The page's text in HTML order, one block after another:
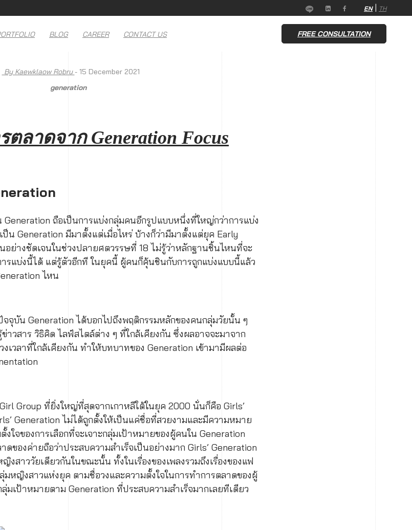
EN TH
BLOG CAREER CONTACT US FREE CONSULTATION
By Kaewklaow Robru- 15 December 2021
generation
ตลาดจาก Generation Focus
ถือเป็นการแบ่งกลุ่มคนอีกรูปแบบหนึ่งที่ใหญ่กว่าการแบ่ง
น Generation มีมาตั้งแต่เมื่อไหร่ บ้างก็ว่ามีมาตั้งแต่ยุค Early
อย่างชัดเจนในช่วงปลายศตวรรษที่ 18 ไม่รู้ว่าหลักฐานชิ้นไหนที่จะ
รแบ่งนี้ได้ แต่รู้ตัวอีกที ในยุคนี้ ผู้คนก็คุ้นชินกับการถูกแบ่งแบบนี้แล้ว
ไหน
จุบัน Generation ได้บอกไปถึงพฤติกรรมหลักของคนกลุ่มวัยนั้น ๆ
วสาร วิธิคิด ไลฟ์สไตล์ต่าง ๆ ที่ใกล้เคียงกัน ซึ่งผลอาจจะมาจาก
เวลาที่ใกล้เคียงกัน ทำให้บทบาทของ Generation เข้ามามีผลต่อ
Group ที่ยิ่งใหญ่ที่สุดจากเกาหลีใต้ในยุค 2000 นั่นก็คือ Girls’
Generation ไม่ได้ถูกตั้งให้เป็นแค่ชื่อที่สวยงามและมีความหมาย
งใจของการเลือกที่จะเจาะกลุ่มเป้าหมายของผู้คนใน Generation
ดของค่ายถือว่าประสบความสำเร็จเป็นอย่างมาก Girls’ Generation
สาววัยเดียวกันในขณะนั้น ทั้งในเรื่องของเพลงรวมถึงเรื่องของแฟ
หญิงสาวแห่งยุค ตามชื่อวงและความตั้งใจในการทำการตลาดของผู้
มเป้าหมายตาม Generation ที่ประสบความสำเร็จมากเลยทีเดียว